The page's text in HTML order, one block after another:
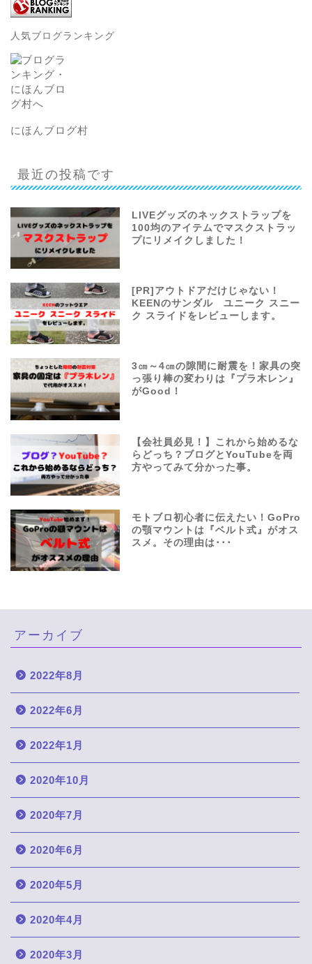
人気ブログランキング
にほんブログ村
最近の投稿です
LIVEグッズのネックストラップを
100均のアイテムでマスクストラッ
プにリメイクしました！
[PR]アウトドアだけじゃない！
KEENのサンダル ユニーク スニー
ク スライドをレビューします。
3㎝～4㎝の隙間に耐震を！家具の突
っ張り棒の変わりは『プラ木レン』
がGood！
【会社員必見！】これから始めるな
らどっち？ブログとYouTubeを両
方やってみて分かった事。
モトブロ初心者に伝えたい！GoPro
の顎マウントは『ベルト式』がオス
スメ。その理由は･･･
アーカイブ
2022年8月
2022年6月
2022年1月
2020年10月
2020年7月
2020年6月
2020年5月
2020年4月
2020年3月